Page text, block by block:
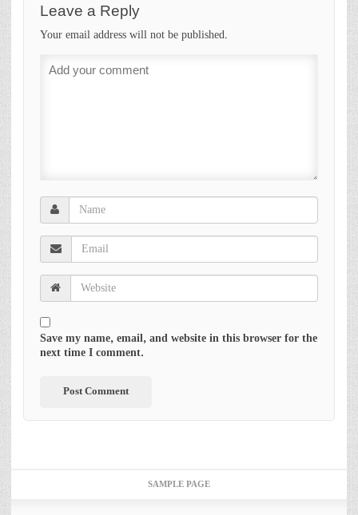
Leave a Reply
Your email address will not be published.
Save my name, email, and website in this browser for the
next time I comment.
SAMPLE PAGE